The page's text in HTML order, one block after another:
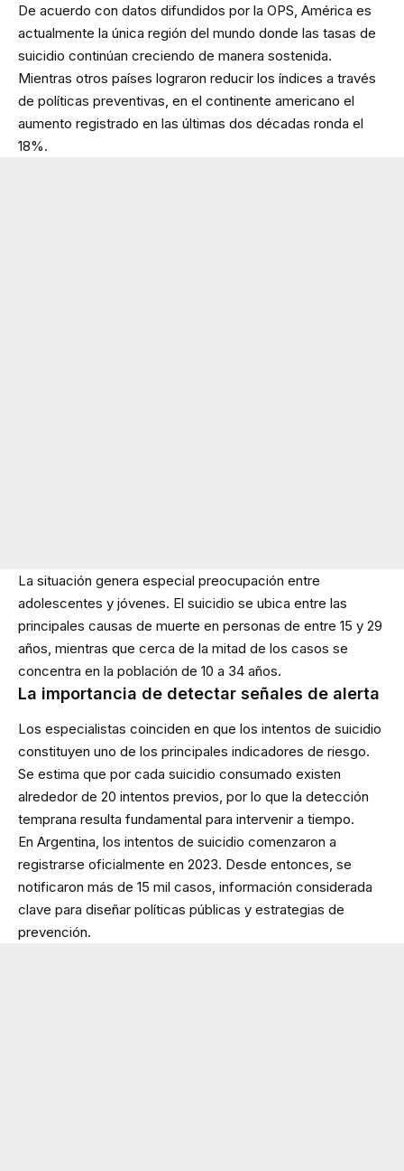
De acuerdo con datos difundidos por la OPS, América es
actualmente la única región del mundo donde las tasas de
suicidio continúan creciendo de manera sostenida.
Mientras otros países lograron reducir los índices a través
de políticas preventivas, en el continente americano el
aumento registrado en las últimas dos décadas ronda el
18%.
La situación genera especial preocupación entre
adolescentes y jóvenes. El suicidio se ubica entre las
principales causas de muerte en personas de entre 15 y 29
años, mientras que cerca de la mitad de los casos se
concentra en la población de 10 a 34 años.
La importancia de detectar señales de alerta
Los especialistas coinciden en que los intentos de suicidio
constituyen uno de los principales indicadores de riesgo.
Se estima que por cada suicidio consumado existen
alrededor de 20 intentos previos, por lo que la detección
temprana resulta fundamental para intervenir a tiempo.
En Argentina, los intentos de suicidio comenzaron a
registrarse oficialmente en 2023. Desde entonces, se
notificaron más de 15 mil casos, información considerada
clave para diseñar políticas públicas y estrategias de
prevención.